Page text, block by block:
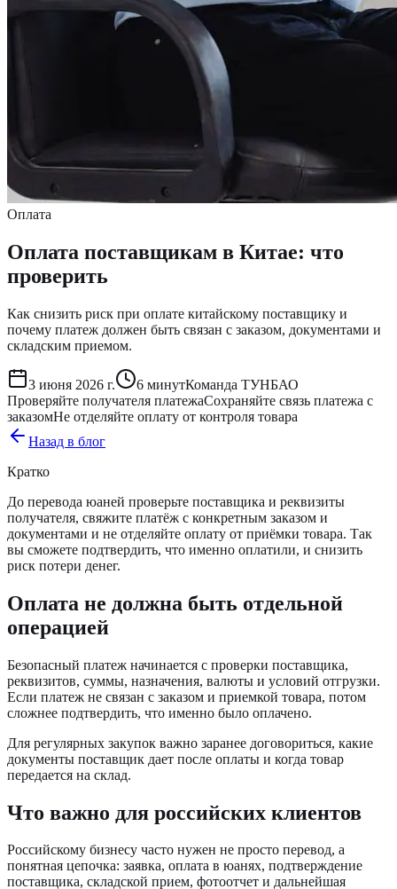
Оплата
Оплата поставщикам в Китае: что
проверить
Как снизить риск при оплате китайскому поставщику и
почему платеж должен быть связан с заказом, документами и
складским приемом.
3 июня 2026 г. 6 минутКоманда ТУНБАО
Проверяйте получателя платежаСохраняйте связь платежа с
заказомНе отделяйте оплату от контроля товара
Назад в блог
Кратко
До перевода юаней проверьте поставщика и реквизиты
получателя, свяжите платёж с конкретным заказом и
документами и не отделяйте оплату от приёмки товара. Так
вы сможете подтвердить, что именно оплатили, и снизить
риск потери денег.
Оплата не должна быть отдельной
операцией
Безопасный платеж начинается с проверки поставщика,
реквизитов, суммы, назначения, валюты и условий отгрузки.
Если платеж не связан с заказом и приемкой товара, потом
сложнее подтвердить, что именно было оплачено.
Для регулярных закупок важно заранее договориться, какие
документы поставщик дает после оплаты и когда товар
передается на склад.
Что важно для российских клиентов
Российскому бизнесу часто нужен не просто перевод, а
понятная цепочка: заявка, оплата в юанях, подтверждение
поставщика, складской прием, фотоотчет и дальнейшая